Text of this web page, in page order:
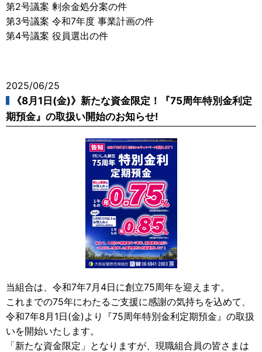
第2号議案 剰余金処分案の件
第3号議案 令和7年度 事業計画の件
第4号議案 役員選出の件
2025/06/25
《8月1日(金)》新たな資金限定！『75周年特別金利定
期預金』の取扱い開始のお知らせ!
当組合は、令和7年7月4日に創立75周年を迎えます。
これまでの75年にわたるご支援に感謝の気持ちを込めて、
令和7年8月1日(金)より『75周年特別金利定期預金』の取扱
いを開始いたします。
「新たな資金限定」となりますが、現職組合員の皆さまは